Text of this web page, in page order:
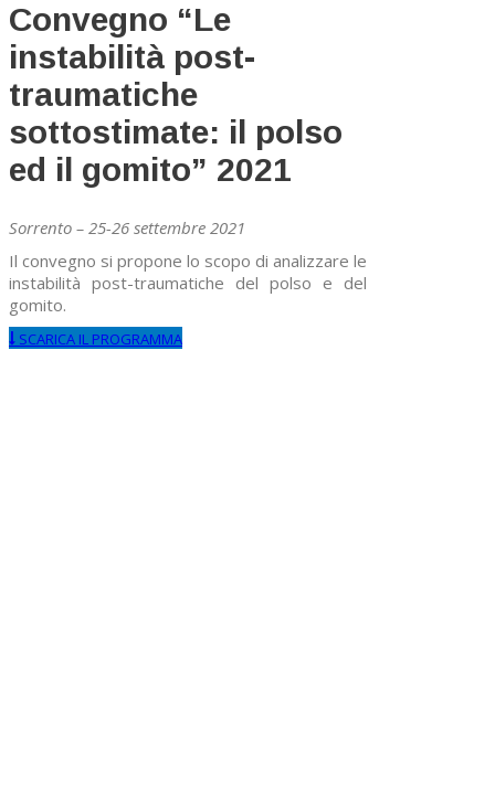
Convegno “Le
instabilità post-
traumatiche
sottostimate: il polso
ed il gomito” 2021
Sorrento – 25-26 settembre 2021
Il convegno si propone lo scopo di analizzare le
instabilità post-traumatiche del polso e del
gomito.
SCARICA IL PROGRAMMA